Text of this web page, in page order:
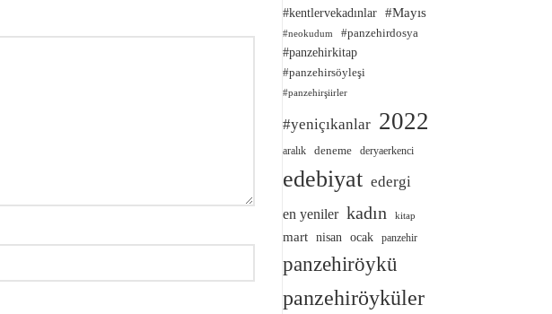
#kentlervekadınlar #Mayıs
#neokudum
#panzehirdosya
#panzehirkitap
#panzehirsöyleşi
#panzehirşiirler
#yeniçıkanlar 2022
aralık deneme deryaerkenci
edebiyat edergi
en yeniler kadın kitap
mart nisan ocak panzehir
panzehiröykü
panzehiröyküler